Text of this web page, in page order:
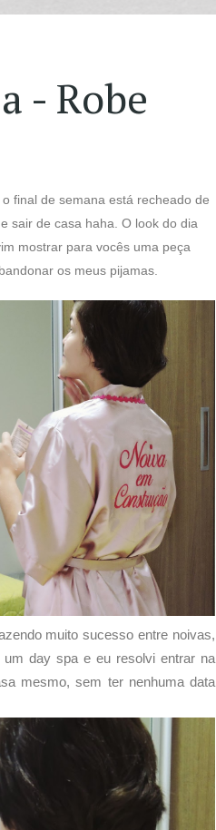
- Robe
final de semana está recheado de
sair de casa haha. O look do dia
mostrar para vocês uma peça
os meus pijamas.
muito sucesso entre noivas,
day spa e eu resolvi entrar na
mesmo, sem ter nenhuma data